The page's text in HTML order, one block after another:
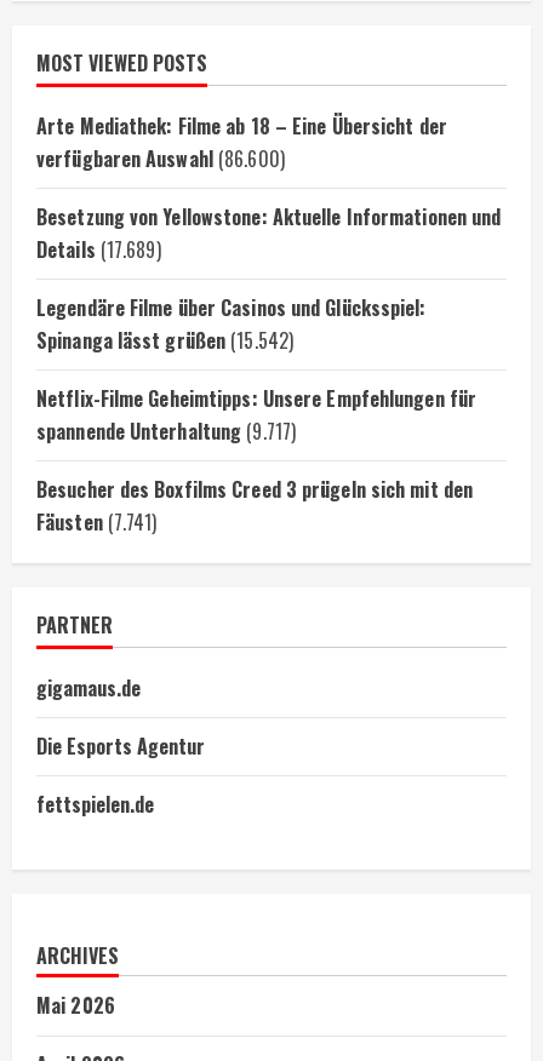
MOST VIEWED POSTS
Arte Mediathek: Filme ab 18 – Eine Übersicht der
verfügbaren Auswahl (86.600)
Besetzung von Yellowstone: Aktuelle Informationen und
Details (17.689)
Legendäre Filme über Casinos und Glücksspiel:
Spinanga lässt grüßen (15.542)
Netflix-Filme Geheimtipps: Unsere Empfehlungen für
spannende Unterhaltung (9.717)
Besucher des Boxfilms Creed 3 prügeln sich mit den
Fäusten (7.741)
PARTNER
gigamaus.de
Die Esports Agentur
fettspielen.de
ARCHIVES
Mai 2026